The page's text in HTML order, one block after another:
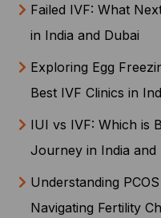
Failed IVF: What
in India and Dubai
Exploring Egg
Best IVF Clinics in
IUI vs IVF: Which is
Journey in India and
Understanding
Navigating Fertility